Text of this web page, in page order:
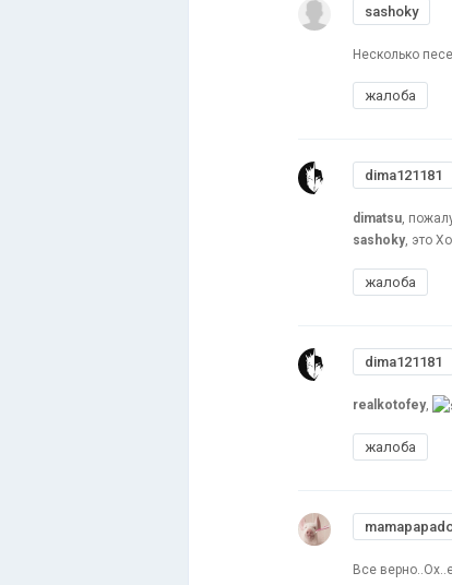
sashoky
Несколько
жалоба
dima121181
dimatsu,
sashoky, это
жалоба
dima121181
realkotofey,
жалоба
Все